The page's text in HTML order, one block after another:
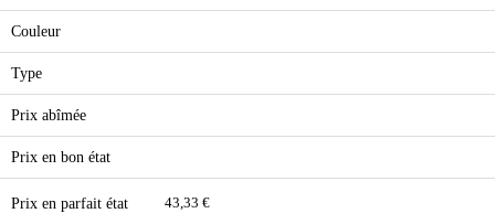
Couleur
Type
Prix abîmée
Prix en bon état
Prix en parfait état 43,33 €